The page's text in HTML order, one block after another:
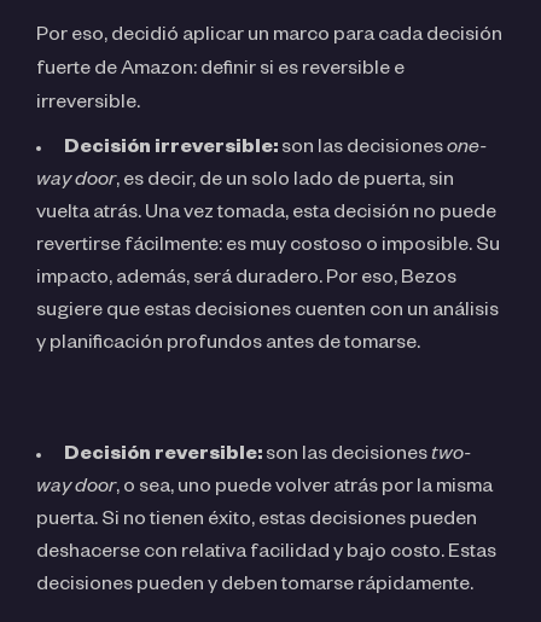
Por eso, decidió aplicar un marco para cada decisión
fuerte de Amazon: definir si es reversible e
irreversible.
Decisión irreversible: son las decisionesone-
way door, es decir, de un solo lado de puerta, sin
vuelta atrás. Una vez tomada, esta decisión no puede
revertirse fácilmente: es muy costoso o imposible. Su
impacto, además, será duradero. Por eso, Bezos
sugiere que estas decisiones cuenten con un análisis
y planificación profundos antes de tomarse.
Decisión reversible: son las decisionestwo-
way door, o sea, uno puede volver atrás por la misma
puerta. Si no tienen éxito, estas decisiones pueden
deshacerse con relativa facilidad y bajo costo. Estas
decisiones pueden y deben tomarse rápidamente.